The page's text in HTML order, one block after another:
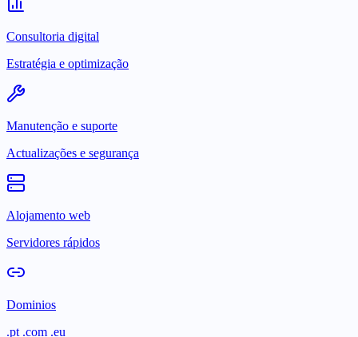
Consultoria digital
Estratégia e optimização
Manutenção e suporte
Actualizações e segurança
Alojamento web
Servidores rápidos
Dominios
.pt .com .eu